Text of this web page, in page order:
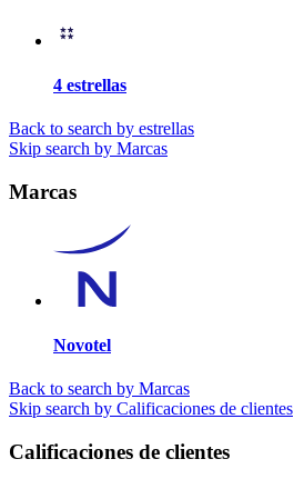
4 estrellas
Back to search by estrellas
Skip search by Marcas
Marcas
Novotel
Back to search by Marcas
Skip search by Calificaciones de clientes
Calificaciones de clientes